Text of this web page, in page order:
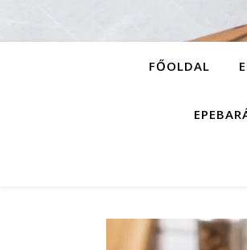
FŐOLDAL